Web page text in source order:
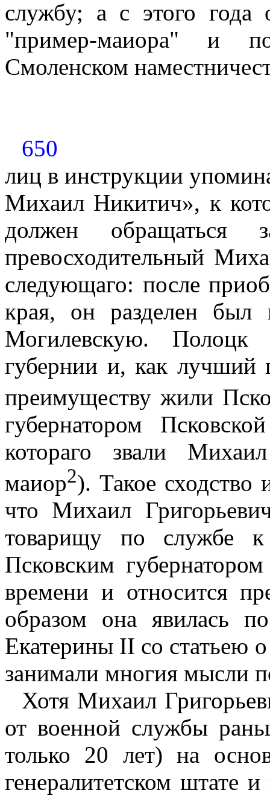
службу; а с этого года
"пример-маиора" и
Смоленском
650
лиц в инструкции
Михаил Никитич», к
должен обращаться
превосходительный
следующаго: после
края, он разделен
Могилевскую.
губернии и, как лучший
преимуществу жили
губернатором
котораго звали
маиор2). Такое сходство
что Михаил
товарищу по службе к
Псковским
времени и относится
образом она явилась
Екатерины II со статьею
занимали многия мысли
Хотя Михаил
от военной службы
только 20 лет) на
генералитетском штате